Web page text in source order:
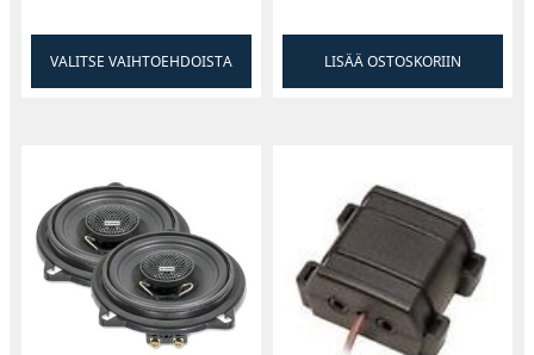
VALITSE VAIHTOEHDOISTA LISÄÄ OSTOSKORIIN